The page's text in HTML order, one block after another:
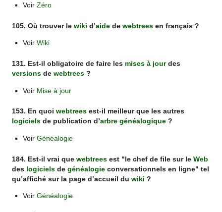
Voir Zéro
105. Où trouver lewiki d’aide dewebtrees en français ?
Voir Wiki
131. Est-il obligatoire de faire les mises à jourdes
versions dewebtrees ?
Voir Mise à jour
153. En quoiwebtrees est-il meilleur que les autres
logiciels de publication d’arbre généalogique ?
Voir Généalogie
184. Est-il vrai quewebtrees est "le chef de file sur leWeb
des logiciels degénéalogie conversationnels en ligne" tel
qu’affiché sur la page d’accueil duwiki ?
Voir Généalogie